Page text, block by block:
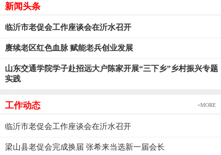
新闻头条
临沂市老促会工作座谈会在沂水召开
赓续老区红色血脉 赋能老兵创业发展
山东交通学院学子赴招远大户陈家开展“三下乡”乡村振兴专题
实践
工作动态 +MORE
临沂市老促会工作座谈会在沂水召开
梁山县老促会完成换届 张希来当选新一届会长